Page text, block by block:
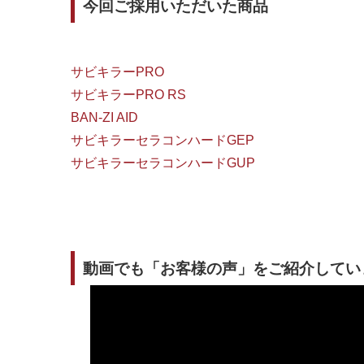
今回ご採用いただいた商品
サビキラーPRO
サビキラーPRO RS
BAN-ZI AID
サビキラーセラコンハードGEP
サビキラーセラコンハードGUP
動画でも「お客様の声」をご紹介して